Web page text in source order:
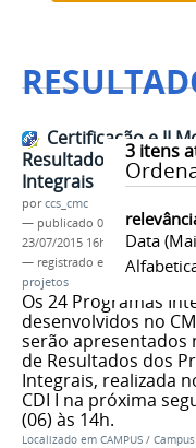
3itens
Data
Certificação e II
Resultados dos
Integrais
porccs_cmc
— publicado 02/07/2015—
23/07/2015 16h16
— registrado em:
Programa,
projetos
Os 24 Programas
desenvolvidos no
serão apresentados
de Resultados dos
Integrais, realizada
CDI I na próxima
(06) às 14h.
Localizado em CAMPUS /